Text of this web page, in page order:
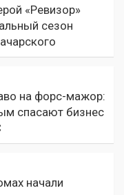
«Ревизор»
сезон
на форс-мажор:
спасают бизнес
начали